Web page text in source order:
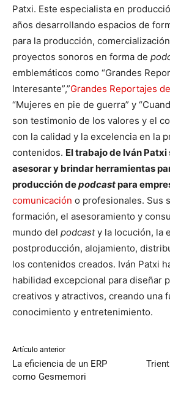
Patxi. Este especialista en
años desarrollando espacios de
para la producción,
proyectos sonoros en forma de
emblemáticos como “Grandes
Interesante”,”Grandes Reportajes
“Mujeres en pie de guerra” y
son testimonio de los valores y el
con la calidad y la excelencia en la
contenidos. El trabajo de Iván Patxi
asesorar y brindar herramientas
producción depodcastpara
comunicación o profesionales. Sus
formación, el asesoramiento y
mundo del podcasty la locución, la
postproducción, alojamiento,
los contenidos creados. Iván Patxi
habilidad excepcional para diseñar
creativos y atractivos, creando una
conocimiento y entretenimiento.
Artículo anterior
La eficiencia de un ERP
como Gesmemori